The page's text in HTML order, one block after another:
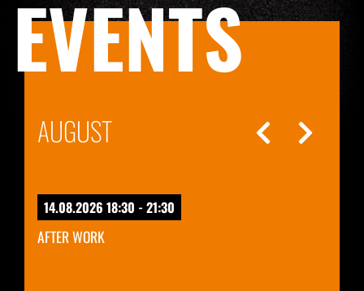
EVENTS
AUGUST
14.08.2026 18:30 - 21:30
AFTER WORK